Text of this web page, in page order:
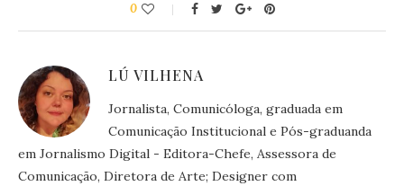
0
LÚ VILHENA
Jornalista, Comunicóloga, graduada em
Comunicação Institucional e Pós-graduanda
em Jornalismo Digital - Editora-Chefe, Assessora de
Comunicação, Diretora de Arte; Designer com